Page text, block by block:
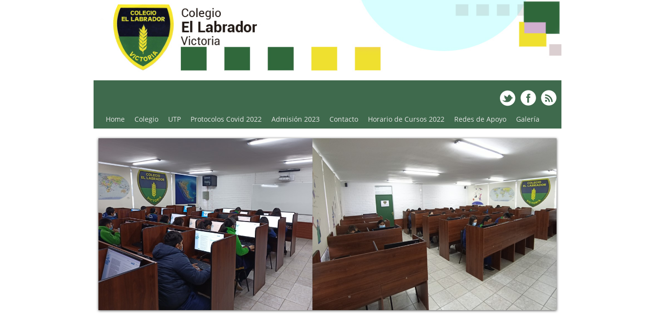
Colegio El Labrador - Victoria
Home Colegio UTP Protocolos Covid 2022 Admisión 2023 Contacto Horario de Cursos 2022 Redes de Apoyo Galería